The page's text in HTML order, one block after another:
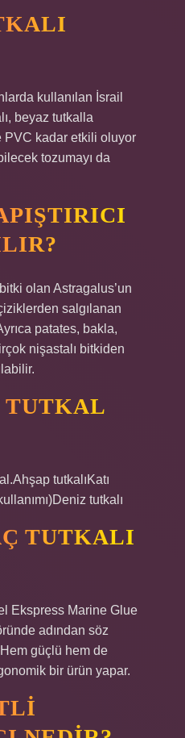
kullanılan İsrail
beyaz tutkalla
PVC kadar etkili oluyor
tozumayı da
olan Astragalus’un
salgılanan
patates, bakla,
nişastalı bitkiden
TUTKAL
tutkalıKatı
tutkalı
TUTKALI
Ekspress Marine Glue
adından söz
Hem güçlü hem de
bir ürün yapar.